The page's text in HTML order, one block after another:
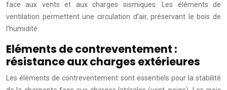
face aux vents et aux charges sismiques. Les éléments de
ventilation permettent une circulation d’air, préservant le bois de
l’humidité.
Eléments de contreventement :
résistance aux charges extérieures
Les éléments de contreventement sont essentiels pour la stabilité